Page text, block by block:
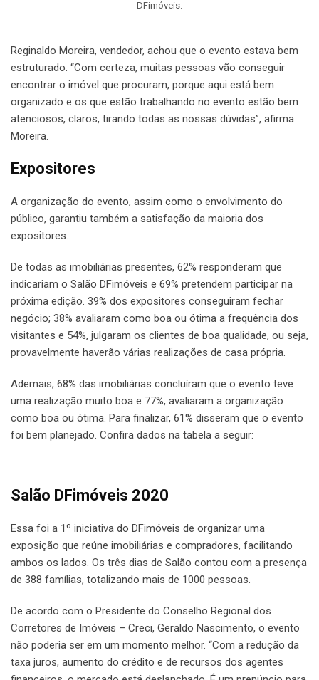
DFimóveis.
Reginaldo Moreira, vendedor, achou que o evento estava bem
estruturado. “Com certeza, muitas pessoas vão conseguir
encontrar o imóvel que procuram, porque aqui está bem
organizado e os que estão trabalhando no evento estão bem
atenciosos, claros, tirando todas as nossas dúvidas”, afirma
Moreira.
Expositores
A organização do evento, assim como o envolvimento do
público, garantiu também a satisfação da maioria dos
expositores.
De todas as imobiliárias presentes, 62% responderam que
indicariam o Salão DFimóveis e 69% pretendem participar na
próxima edição. 39% dos expositores conseguiram fechar
negócio; 38% avaliaram como boa ou ótima a frequência dos
visitantes e 54%, julgaram os clientes de boa qualidade, ou seja,
provavelmente haverão várias realizações de casa própria.
Ademais, 68% das imobiliárias concluíram que o evento teve
uma realização muito boa e 77%, avaliaram a organização
como boa ou ótima. Para finalizar, 61% disseram que o evento
foi bem planejado. Confira dados na tabela a seguir:
Salão DFimóveis 2020
Essa foi a 1º iniciativa do DFimóveis de organizar uma
exposição que reúne imobiliárias e compradores, facilitando
ambos os lados. Os três dias de Salão contou com a presença
de 388 famílias, totalizando mais de 1000 pessoas.
De acordo com o Presidente do Conselho Regional dos
Corretores de Imóveis – Creci, Geraldo Nascimento, o evento
não poderia ser em um momento melhor. “Com a redução da
taxa juros, aumento do crédito e de recursos dos agentes